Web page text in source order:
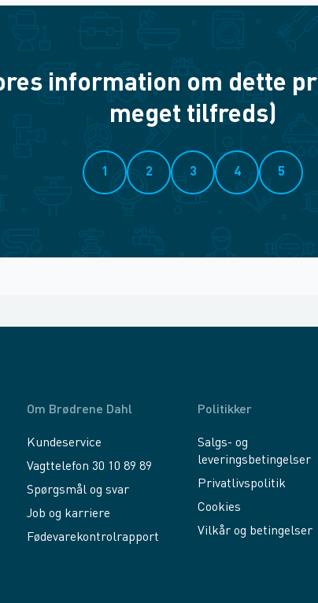
information om dette
meget tilfreds)
1 2 3 4 5
Om Brødrene Dahl
Kundeservice
Vagttelefon 30 10 89 89
Spørgsmål og svar
Job og karriere
Fødevarekontrolrapport
Politikker
Salgs- og
leveringsbetingelser
Privatlivspolitik
Cookies
Vilkår og betingelser